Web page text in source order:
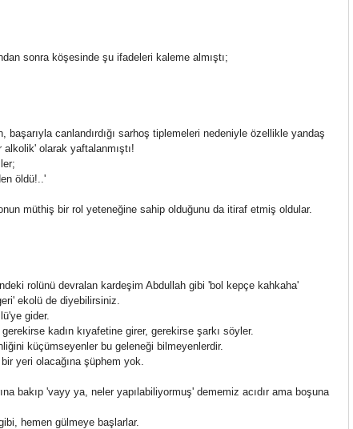
sonra köşesinde şu ifadeleri kaleme almıştı;
başarıyla canlandırdığı sarhoş tiplemeleri nedeniyle özellikle yandaş
olarak yaftalanmıştı!
öldü!..'
müthiş bir rol yeteneğine sahip olduğunu da itiraf etmiş oldular.
rolünü devralan kardeşim Abdullah gibi 'bol kepçe kahkaha'
ekolü de diyebilirsiniz.
gider.
kadın kıyafetine girer, gerekirse şarkı söyler.
küçümseyenler bu geleneği bilmeyenlerdir.
yeri olacağına şüphem yok.
bakıp 'vayy ya, neler yapılabiliyormuş' dememiz acıdır ama boşuna
hemen gülmeye başlarlar.